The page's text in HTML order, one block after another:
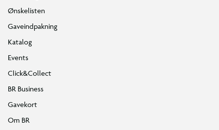
Ønskelisten
Gaveindpakning
Katalog
Events
Click&Collect
BR Business
Gavekort
Om BR